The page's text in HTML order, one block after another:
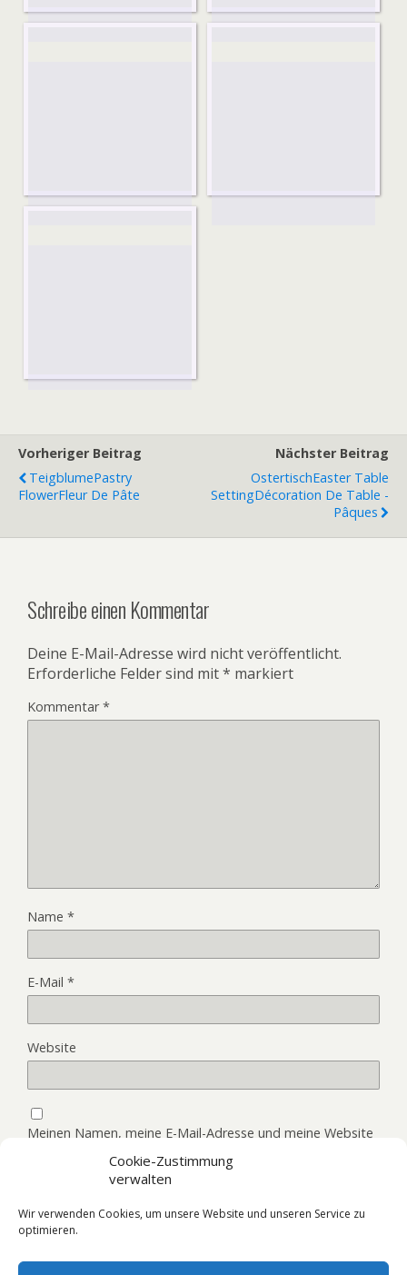
Cookie-Zustimmung
verwalten
Wir verwenden Cookies, um unsere Website und unseren Service zu
optimieren.
Vorheriger Beitrag
TeigblumePastry
FlowerFleur De Pâte
Nächster Beitrag
OstertischEaster Table
SettingDécoration De Table -
Pâques
Schreibe einen Kommentar
Deine E-Mail-Adresse wird nicht veröffentlicht.
Erforderliche Felder sind mit* markiert
Kommentar*
Name *
E-Mail *
Website
Meinen Namen, meine E-Mail-Adresse und meine Website